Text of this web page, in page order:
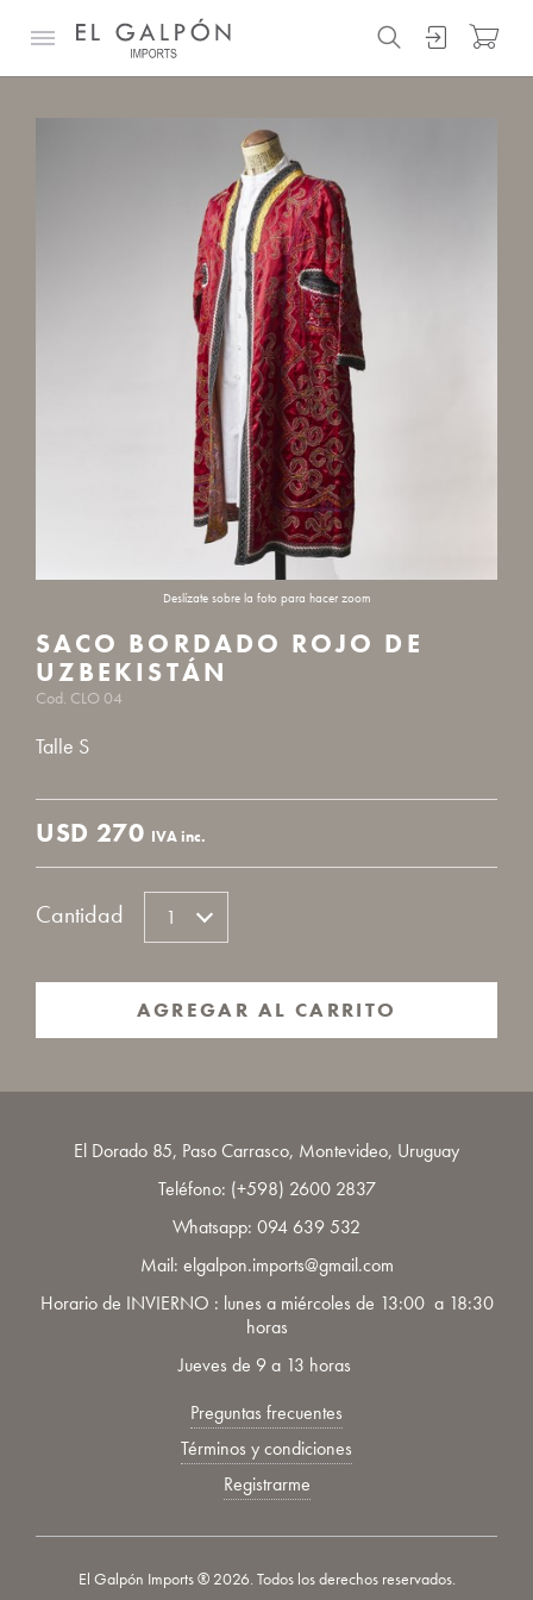
SACO BORDADO ROJO DE
UZBEKISTÁN
Cod. CLO 04
Talle S
USD 270 IVA inc.
Cantidad
AGREGAR AL CARRITO
El Dorado 85, Paso Carrasco, Montevideo, Uruguay
Teléfono: (+598) 2600 2837
Whatsapp: 094 639 532
Mail: elgalpon.imports@gmail.com
Horario de INVIERNO : lunes a miércoles de 13:00 a 18:30
horas
Jueves de 9 a 13 horas
Preguntas frecuentes
Términos y condiciones
Registrarme
El Galpón Imports ® 2026. Todos los derechos reservados.